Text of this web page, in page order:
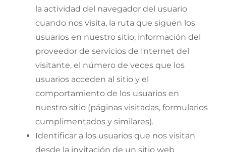
la actividad del navegador del usuario
cuando nos visita, la ruta que siguen los
usuarios en nuestro sitio, información del
proveedor de servicios de Internet del
visitante, el número de veces que los
usuarios acceden al sitio y el
comportamiento de los usuarios en
nuestro sitio (páginas visitadas, formularios
cumplimentados y similares).
Identificar a los usuarios que nos visitan
desde la invitación de un sitio web